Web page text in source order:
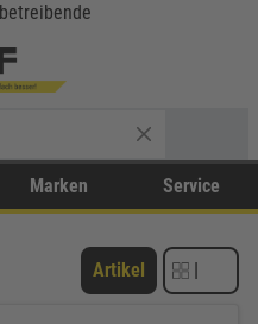
Marken Service
Artikel |